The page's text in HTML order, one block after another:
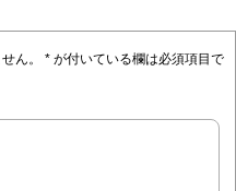
ん。 * が付いている欄は必須項目で